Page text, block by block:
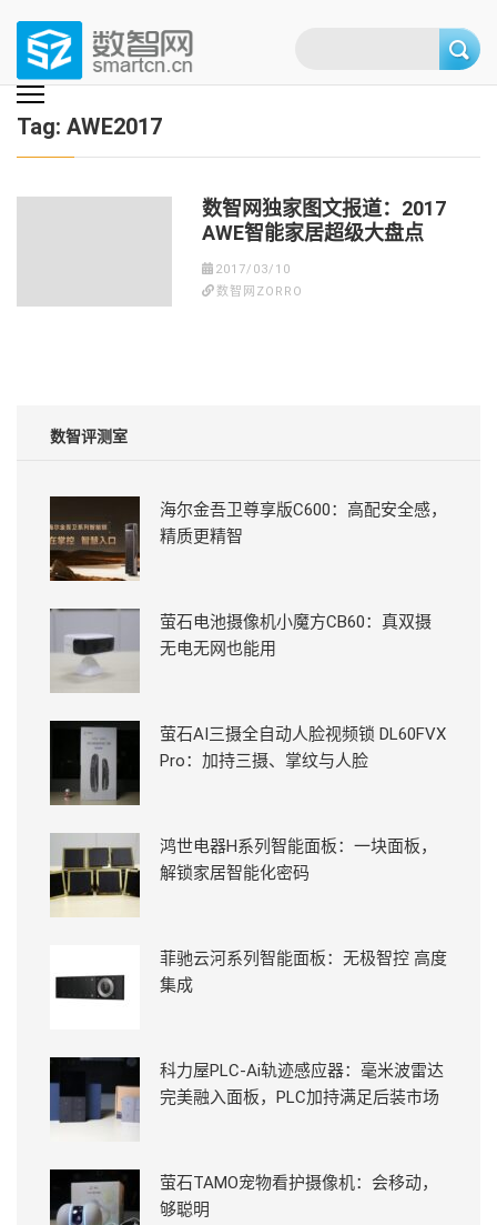
content
(Press
enter)
数智网
智能家居第一资讯门户 | 智能家居系统，智能家居产品，智能家居解决方
Tag: AWE2017
数智网独家图文报道：2017
AWE智能家居超级大盘点
2017/03/10
数智网ZORRO
数智评测室
海尔金吾卫尊享版C600：高配安全感，
精质更精智
萤石电池摄像机小魔方CB60：真双摄
无电无网也能用
萤石AI三摄全自动人脸视频锁 DL60FVX
Pro：加持三摄、掌纹与人脸
鸿世电器H系列智能面板：一块面板，
解锁家居智能化密码
菲驰云河系列智能面板：无极智控 高度
集成
科力屋PLC-Ai轨迹感应器：毫米波雷达
完美融入面板，PLC加持满足后装市场
萤石TAMO宠物看护摄像机：会移动，
够聪明